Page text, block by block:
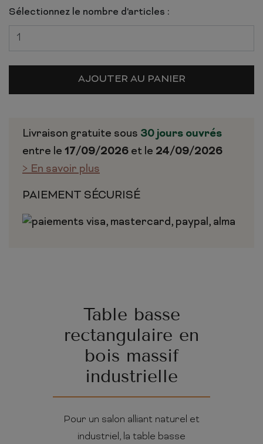
Sélectionnez le nombre d'articles :
AJOUTER AU PANIER
Livraison gratuite sous 30 jours ouvrés
entre le 17/09/2026 et le 24/09/2026
> En savoir plus
PAIEMENT SÉCURISÉ
Table basse
rectangulaire en
bois massif
industrielle
Pour un salon alliant naturel et
industriel, la table basse